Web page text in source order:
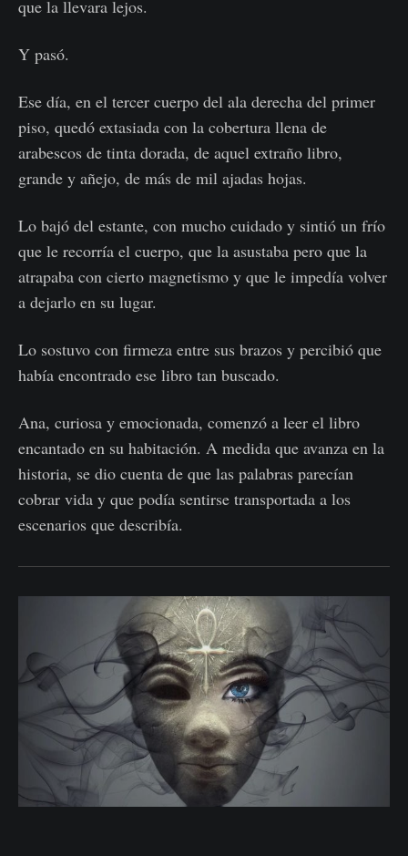
que la llevara lejos.
Y pasó.
Ese día, en el tercer cuerpo del ala derecha del primer
piso, quedó extasiada con la cobertura llena de
arabescos de tinta dorada, de aquel extraño libro,
grande y añejo, de más de mil ajadas hojas.
Lo bajó del estante, con mucho cuidado y sintió un frío
que le recorría el cuerpo, que la asustaba pero que la
atrapaba con cierto magnetismo y que le impedía volver
a dejarlo en su lugar.
Lo sostuvo con firmeza entre sus brazos y percibió que
había encontrado ese libro tan buscado.
Ana, curiosa y emocionada, comenzó a leer el libro
encantado en su habitación. A medida que avanza en la
historia, se dio cuenta de que las palabras parecían
cobrar vida y que podía sentirse transportada a los
escenarios que describía.